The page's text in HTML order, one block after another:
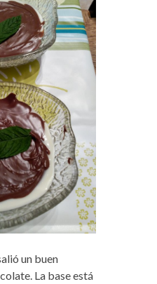
un buen
La base está